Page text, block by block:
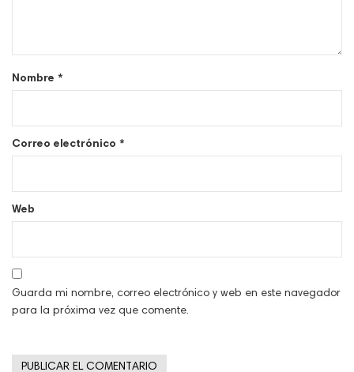
Nombre *
Correo electrónico *
Web
Guarda mi nombre, correo electrónico y web en este navegador
para la próxima vez que comente.